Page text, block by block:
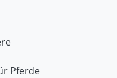
Pferde